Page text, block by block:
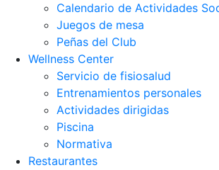
Calendario de Actividades
Juegos de mesa
Peñas del Club
Wellness Center
Servicio de fisiosalud
Entrenamientos personales
Actividades dirigidas
Piscina
Normativa
Restaurantes